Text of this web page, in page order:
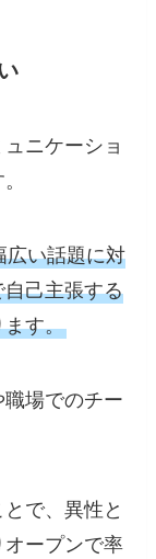
ニケーショ
広い話題に対
己主張する
ます。
場でのチー
で、異性と
ープンで率